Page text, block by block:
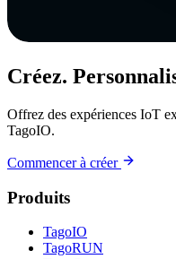
Créez.
Offrez des expériences IoT
TagoIO.
Commencer à créer
Produits
TagoIO
TagoRUN